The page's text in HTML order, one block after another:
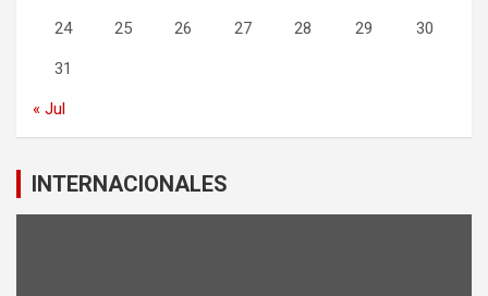
24 25 26 27 28 29 30
31
« Jul
INTERNACIONALES